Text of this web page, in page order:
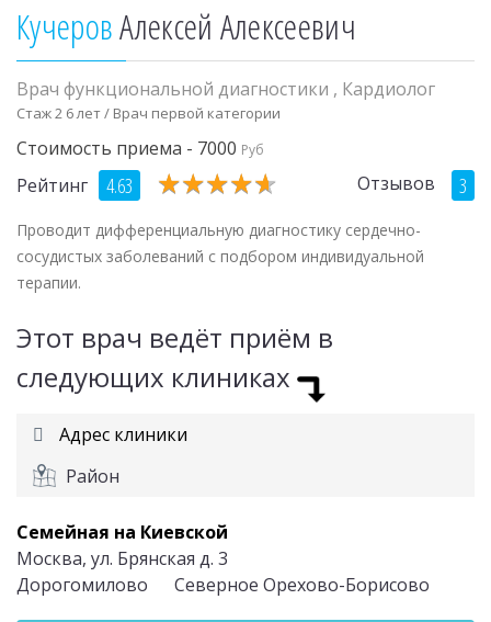
КучеровАлексей Алексеевич
Врач функциональной диагностики , Кардиолог
Стаж 2 6 лет / Врач первой категории
Стоимость приема - 7000 Руб
Рейтинг 4.63 ★★★★★
★★★★★ Отзывов 3
Проводит дифференциальную диагностику сердечно-
сосудистых заболеваний с подбором индивидуальной
терапии.
Этот врач ведёт приём в
следующих клиниках
Адрес клиники
Район
Семейная на Киевской
Москва, ул. Брянская д. 3
Дорогомилово
Северное Орехово-Борисово